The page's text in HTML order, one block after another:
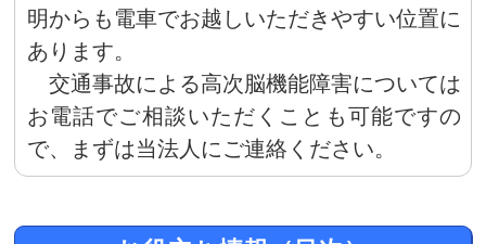
明からも電車でお越しいただきやすい位置に
あります。
交通事故による高次脳機能障害については
お電話でご相談いただくことも可能ですの
で、まずは当法人にご連絡ください。